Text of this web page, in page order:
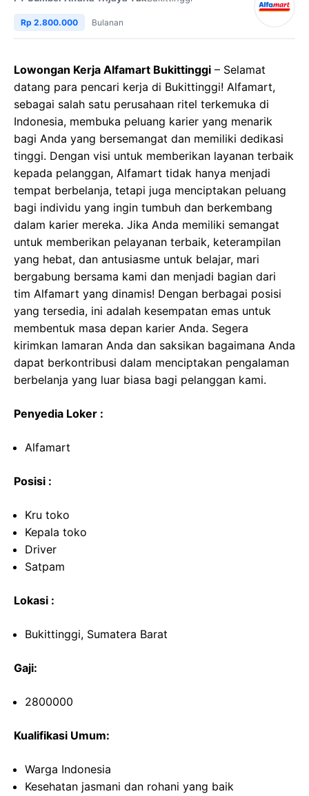
Rp 2.800.000 Bulanan
Lowongan Kerja Alfamart Bukittinggi – Selamat
datang para pencari kerja di Bukittinggi! Alfamart,
sebagai salah satu perusahaan ritel terkemuka di
Indonesia, membuka peluang karier yang menarik
bagi Anda yang bersemangat dan memiliki dedikasi
tinggi. Dengan visi untuk memberikan layanan terbaik
kepada pelanggan, Alfamart tidak hanya menjadi
tempat berbelanja, tetapi juga menciptakan peluang
bagi individu yang ingin tumbuh dan berkembang
dalam karier mereka. Jika Anda memiliki semangat
untuk memberikan pelayanan terbaik, keterampilan
yang hebat, dan antusiasme untuk belajar, mari
bergabung bersama kami dan menjadi bagian dari
tim Alfamart yang dinamis! Dengan berbagai posisi
yang tersedia, ini adalah kesempatan emas untuk
membentuk masa depan karier Anda. Segera
kirimkan lamaran Anda dan saksikan bagaimana Anda
dapat berkontribusi dalam menciptakan pengalaman
berbelanja yang luar biasa bagi pelanggan kami.
Penyedia Loker :
Alfamart
Posisi :
Kru toko
Kepala toko
Driver
Satpam
Lokasi :
Bukittinggi, Sumatera Barat
Gaji:
2800000
Kualifikasi Umum:
Warga Indonesia
Kesehatan jasmani dan rohani yang baik